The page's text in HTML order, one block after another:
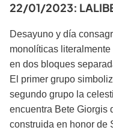
22/01/2023:
Desayuno y día
monolíticas
en dos bloques
El primer grupo
segundo grupo la
encuentra Bete Giorgis
construida en honor de